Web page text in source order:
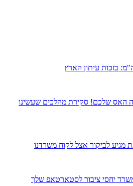
בזכות עיתון הארץ
זה האס שלכם! סקירת מהלכים שעשינו
מגיע לביקור אצל לקוח משרדנו
יחסי ציבור לסטארטאפ שלך